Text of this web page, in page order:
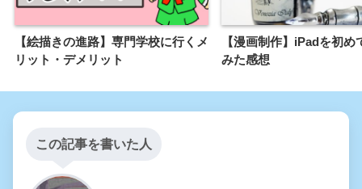
【絵描きの進路】専門学校に行くメ
リット・デメリット
【漫画制作】iPadを初め
みた感想
この記事を書いた人